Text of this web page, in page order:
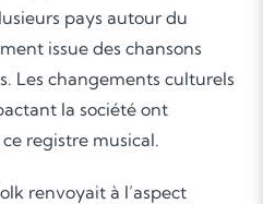
pays autour du
issue des chansons
Les changements culturels
la société ont
registre musical.
renvoyait à l’aspect